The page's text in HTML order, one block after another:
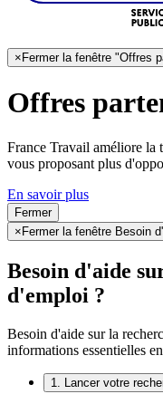
× Fermer la fenêtre "Offres
Offres
France Travail améliore la
vous proposant plus
En savoir plus
Fermer
× Fermer la fenêtre Besoin
Besoin d'aide
d'emploi ?
Besoin d'aide sur la
informations essentielles
1. Lancer votre